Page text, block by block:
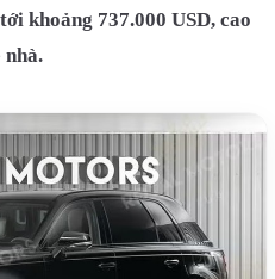
khoảng 737.000 USD, cao
nhà.